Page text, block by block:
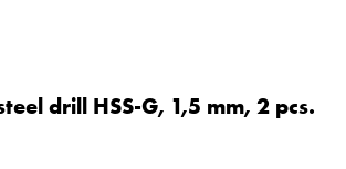
drill HSS-G, 1,5 mm, 2 pcs.